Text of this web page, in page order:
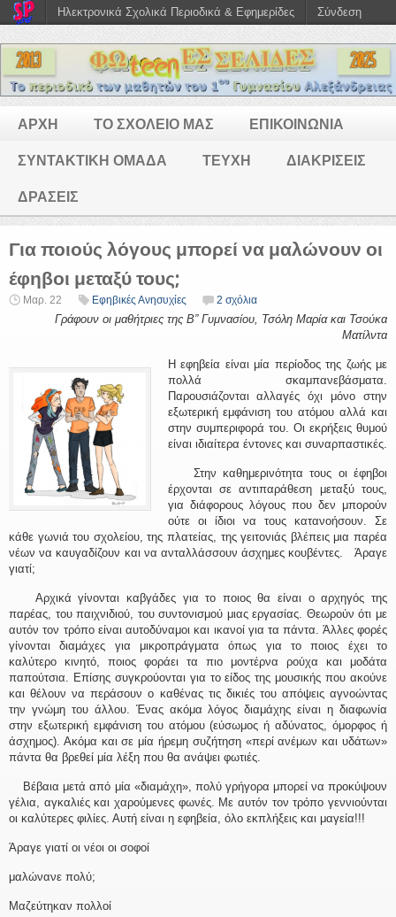
ΑΡΧΗ ΤΟ ΣΧΟΛΕΙΟ ΜΑΣ ΕΠΙΚΟΙΝΩΝΙΑ
ΣΥΝΤΑΚΤΙΚΗ ΟΜΑΔΑ ΤΕΥΧΗ ΔΙΑΚΡΙΣΕΙΣ
ΔΡΑΣΕΙΣ
Για ποιούς λόγους μπορεί να μαλώνουν οι
έφηβοι μεταξύ τους;
Μαρ. 22 Εφηβικές Ανησυχίες 2 σχόλια
Γράφουν οι μαθήτριες της Β” Γυμνασίου, Τσόλη Μαρία και Τσούκα
Ματίλντα
Η εφηβεία είναι μία περίοδος της ζωής με
πολλά σκαμπανεβάσματα.
Παρουσιάζονται αλλαγές όχι μόνο στην
εξωτερική εμφάνιση του ατόμου αλλά και
στην συμπεριφορά του. Οι εκρήξεις θυμού
είναι ιδιαίτερα έντονες και συναρπαστικές.
Στην καθημερινότητα τους οι έφηβοι
έρχονται σε αντιπαράθεση μεταξύ τους,
για διάφορους λόγους που δεν μπορούν
ούτε οι ίδιοι να τους κατανοήσουν. Σε
κάθε γωνιά του σχολείου, της πλατείας, της γειτονιάς βλέπεις μια παρέα
νέων να καυγαδίζουν και να ανταλλάσσουν άσχημες κουβέντες. Άραγε
γιατί;
Αρχικά γίνονται καβγάδες για το ποιος θα είναι ο αρχηγός της
παρέας, του παιχνιδιού, του συντονισμού μιας εργασίας. Θεωρούν ότι με
αυτόν τον τρόπο είναι αυτοδύναμοι και ικανοί για τα πάντα. Άλλες φορές
γίνονται διαμάχες για μικροπράγματα όπως για το ποιος έχει το
καλύτερο κινητό, ποιος φοράει τα πιο μοντέρνα ρούχα και μοδάτα
παπούτσια. Επίσης συγκρούονται για το είδος της μουσικής που ακούνε
και θέλουν να περάσουν ο καθένας τις δικιές του απόψεις αγνοώντας
την γνώμη του άλλου. Ένας ακόμα λόγος διαμάχης είναι η διαφωνία
στην εξωτερική εμφάνιση του ατόμου (εύσωμος ή αδύνατος, όμορφος ή
άσχημος). Ακόμα και σε μία ήρεμη συζήτηση «περί ανέμων και υδάτων»
πάντα θα βρεθεί μία λέξη που θα ανάψει φωτιές.
Βέβαια μετά από μία «διαμάχη», πολύ γρήγορα μπορεί να προκύψουν
γέλια, αγκαλιές και χαρούμενες φωνές. Με αυτόν τον τρόπο γεννιούνται
οι καλύτερες φιλίες. Αυτή είναι η εφηβεία, όλο εκπλήξεις και μαγεία!!!
Άραγε γιατί οι νέοι οι σοφοί
μαλώνανε πολύ;
Μαζεύτηκαν πολλοί
Ηλεκτρονικά Σχολικά Περιοδικά & Εφημερίδες Σύνδεση